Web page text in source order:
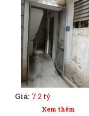
Giá: 7.2 tỷ
Xem thêm